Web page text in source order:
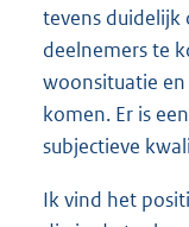
tevens duidelijk
deelnemers te
woonsituatie en
komen. Er is
subjectieve
Ik vind het